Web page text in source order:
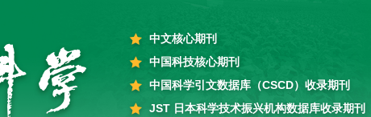
中文核心期刊
中国科技核心期刊
中国科学引文数据库（CSCD）收录期刊
JST 日本科学技术振兴机构数据库收录期刊